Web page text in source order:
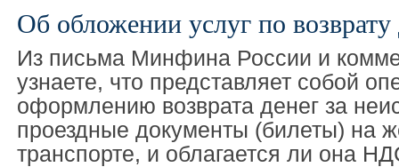
Об обложении услуг по возврату
Из письма Минфина России и
узнаете, что представляет собой
оформлению возврата денег за
проездные документы (билеты) на
транспорте, и облагается ли она